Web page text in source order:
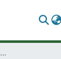
Colombia: Programa nacional de investigación científica y desarrollo tecnológico (I etapa)